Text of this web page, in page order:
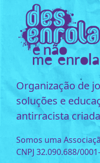
Organização de
soluções e
antirracista
Somos uma
CNPJ 32.090.688/